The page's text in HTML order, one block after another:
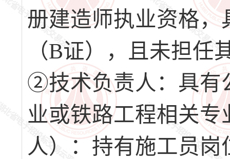
册建造师执业资格
（B证），且未担
②技术负责人：具有
业或铁路工程相关
人）：持有施工员